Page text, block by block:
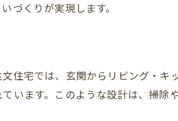
づくりが実現します。
住宅では、玄関からリビング・キ
います。このような設計は、掃除